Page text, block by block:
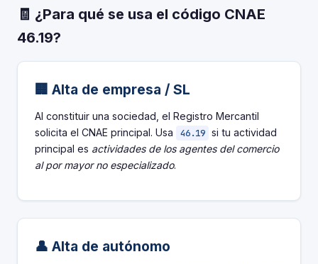
🧾 ¿Para qué se usa el código CNAE
46.19?
🏢 Alta de empresa / SL
Al constituir una sociedad, el Registro Mercantil
solicita el CNAE principal. Usa
46.19 si tu actividad
principal es actividades de los agentes del comercio
al por mayor no especializado.
👤 Alta de autónomo